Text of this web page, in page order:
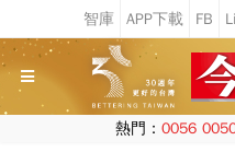
熱門： 0056